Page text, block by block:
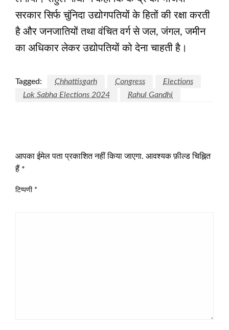
सरकार सिर्फ चुंनिदा उद्योगपतियों के हितों की रक्षा करती
है और जनजातियों तथा वंचित वर्ग से जल, जंगल, जमीन
का अधिकार लेकर उद्योपतियों को देना चाहती है।
Tagged: Chhattisgarh Congress
Elections
Lok Sabha Elections 2024
Rahul Gandhi
आपका ईमेल पता प्रकाशित नहीं किया जाएगा. आवश्यक फ़ील्ड चिह्नित
हैं *
टिप्पणी *